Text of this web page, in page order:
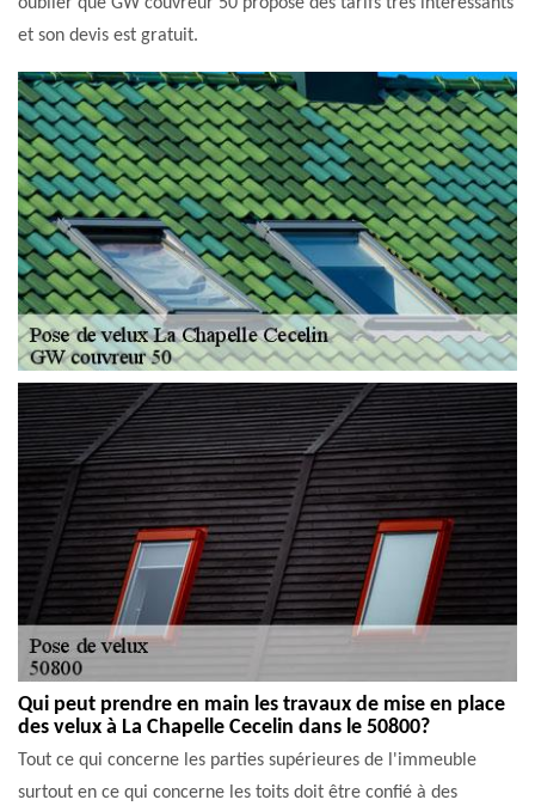
et son devis est gratuit.
Qui peut prendre en main les travaux de mise en place
des velux à La Chapelle Cecelin dans le 50800?
Tout ce qui concerne les parties supérieures de l'immeuble
surtout en ce qui concerne les toits doit être confié à des